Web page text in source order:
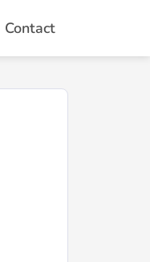
Contact